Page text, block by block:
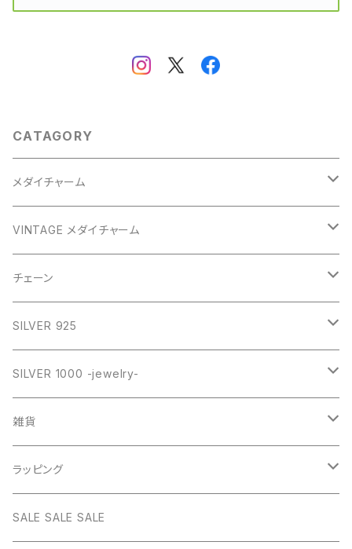
CATAGORY
メダイチャーム
GOLD
GOLD
SILVER
BLACK
PICTURE
SILVER
GOLD
SILVER
BLACK
VINTAGE
STAINLESS
VINTAGE メダイチャーム
CROSS
HEART
RING
チェーン
ネックレス
ネックレス SILVER925
ネックレス GOLD
SILVER 925
RING collection
daily
BANGLE
CHOKER
EARRING
SILVER 1000 -jewelry-
オリジナルチャーム
チェーン
雑貨
インテリア
MEXICAN CROSS
オリジナルポーチ
ラッピング
ネックレスギフトBOX
SALE SALE SALE